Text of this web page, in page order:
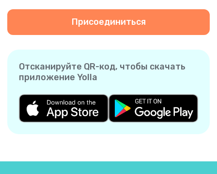
Присоединиться
Отсканируйте QR-код, чтобы скачать
приложение Yolla